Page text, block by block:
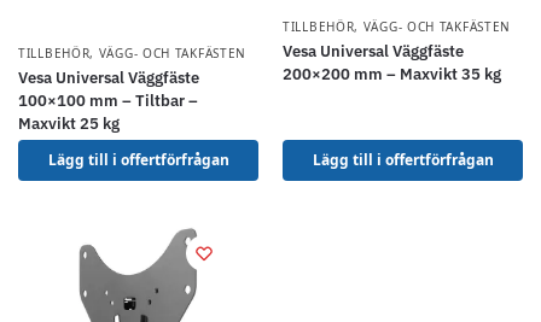
TILLBEHÖR, VÄGG- OCH TAKFÄSTEN
Vesa Universal Väggfäste
100×100 mm – Tiltbar –
Maxvikt 25 kg
Lägg till i offertförfrågan
TILLBEHÖR, VÄGG- OCH TAKFÄSTEN
Vesa Universal Väggfäste
200×200 mm – Maxvikt 35 kg
Lägg till i offertförfrågan